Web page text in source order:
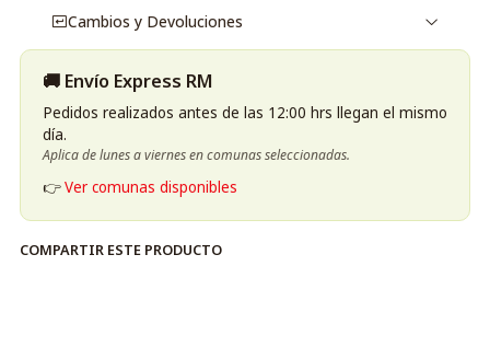
Cambios y Devoluciones
🚚 Envío Express RM
Pedidos realizados antes de las 12:00 hrs llegan el mismo
día.
Aplica de lunes a viernes en comunas seleccionadas.
👉Ver comunas disponibles
COMPARTIR ESTE PRODUCTO